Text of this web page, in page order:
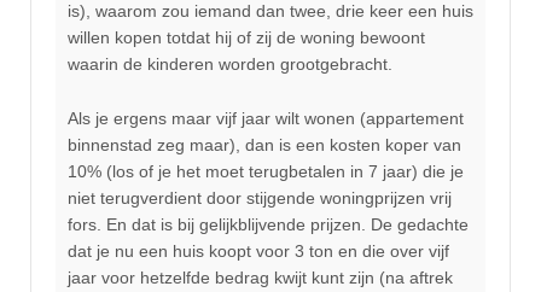
is), waarom zou iemand dan twee, drie keer een huis
willen kopen totdat hij of zij de woning bewoont
waarin de kinderen worden grootgebracht.
Als je ergens maar vijf jaar wilt wonen (appartement
binnenstad zeg maar), dan is een kosten koper van
10% (los of je het moet terugbetalen in 7 jaar) die je
niet terugverdient door stijgende woningprijzen vrij
fors. En dat is bij gelijkblijvende prijzen. De gedachte
dat je nu een huis koopt voor 3 ton en die over vijf
jaar voor hetzelfde bedrag kwijt kunt zijn (na aftrek